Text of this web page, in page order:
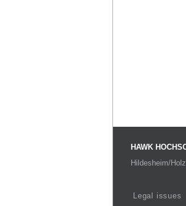
HAWK
Hildesheim/
Legal issues